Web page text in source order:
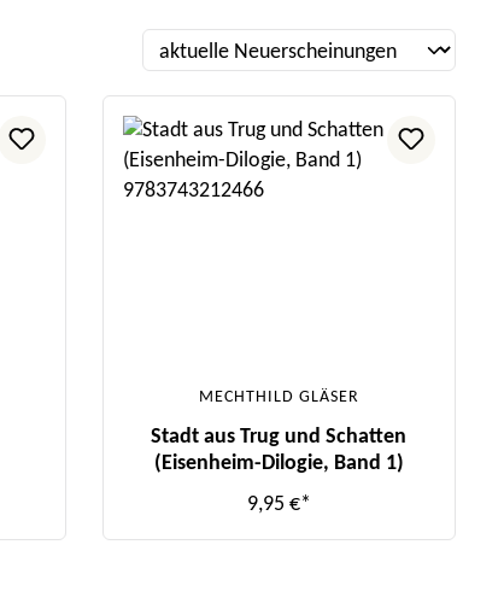
MECHTHILD GLÄSER
Stadt aus Trug und Schatten
(Eisenheim-Dilogie, Band 1)
9,95 €*